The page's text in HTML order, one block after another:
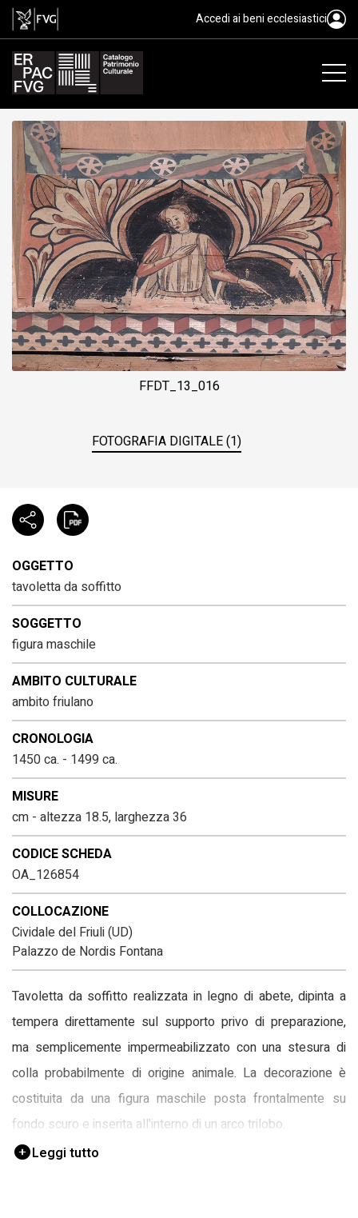
tavoletta da soffitto, ambito
Accedi ai beni ecclesiastici
FFDT_13_016
FOTOGRAFIA DIGITALE (1)
OGGETTO
tavoletta da soffitto
SOGGETTO
figura maschile
AMBITO CULTURALE
ambito friulano
CRONOLOGIA
1450 ca. - 1499 ca.
MISURE
cm - altezza 18.5, larghezza 36
CODICE SCHEDA
OA_126854
COLLOCAZIONE
Cividale del Friuli (UD)
Palazzo de Nordis Fontana
Tavoletta da soffitto realizzata in legno di abete, dipinta a
tempera direttamente sul supporto privo di preparazione,
ma semplicemente impermeabilizzato con una stesura di
colla probabilmente di origine animale. La decorazione è
costituita da una figura maschile posta frontalmente su
fondo scuro e inserita all'interno di un arco trilobo.
Leggi tutto